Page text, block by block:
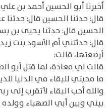
أخبرنا أبو الحسين أحمد بن
قال: حدثنا الحسين قال: حدثنا
الحسين قال: حدثنا يحيى بن
قال: حدثتني أم الأسود بنت
أرضعتها، قالت:
قالت لي معاذة، لما قتل أبو
ما محبتي للبقاء في الدنيا
والله أحب البقاء لأتقرب إلى
بيني وبين أبي الصهباء